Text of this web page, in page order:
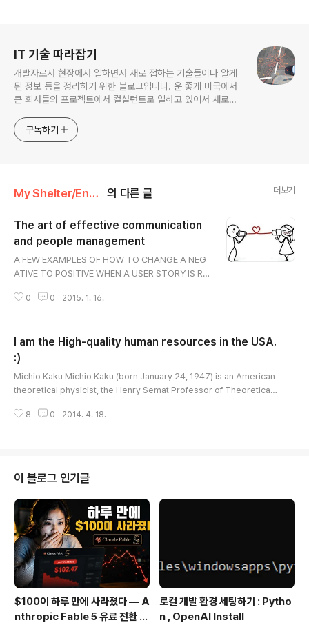
IT 기술 따라잡기
개발자로서 현장에서 일하면서 새로 접하는 기술들이나 알게
된 정보 등을 정리하기 위한 블로그입니다. 운 좋게 미국에서
큰 회사들의 프로젝트에서 컬설턴트로 일하고 있어서 새로운
사용되는 툴들에 대해 많은 분들과 정보를 공유하고 싶습니다.
구독하기
My Shelter/English 의 다른 글 더보기
The art of effective communication
and people management
A FEW EXAMPLES OF HOW TO CHANGE A NEG
ATIVE TO POSITIVE WHEN A USER STORY IS RE
....” instead of, “I rejected the story because....”
xcept ..... because ......” IF A USER STORY IS NOT
CLEAR, ask, “Can you provide test steps for this
0 0 2015. 1. 16.
I am the High-quality human resources in the USA.
:)
Michio Kaku Michio Kaku (born January 24, 1947) is an American
theoretical physicist, the Henry Semat Professor of Theoretical
icator and popularizer of science. He has written several books
8 0 2014. 4. 18.
이 블로그 인기글
$100이 하루 만에 사라졌다 — A
nthropic Fable 5 유료 전환 사
로컬 개발 환경 세팅하기 : Pytho
n , OpenAI Install